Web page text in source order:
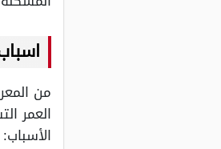
من
العمر
الأسباب: